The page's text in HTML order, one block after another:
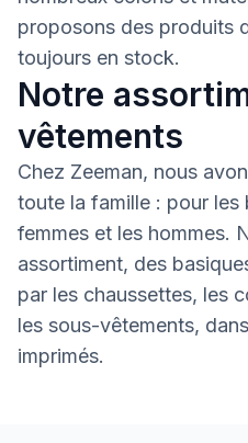
proposons des produits
toujours en stock.
Notre
vêtements
Chez Zeeman, nous
toute la famille : pour les
femmes et les hommes.
assortiment, des
par les chaussettes, les
les sous-vêtements,
imprimés.